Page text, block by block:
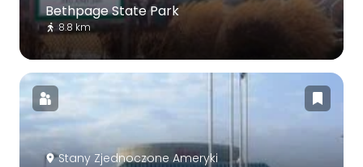
Bethpage State Park
8.8 km
Stany Zjednoczone Ameryki